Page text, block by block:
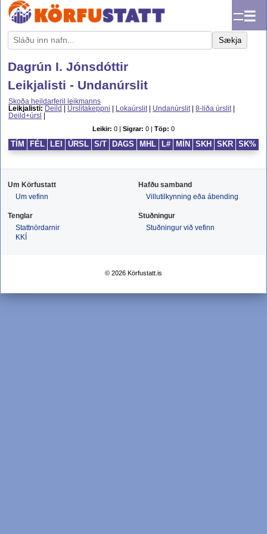
☰
Sækja
Dagrún I. Jónsdóttir
Leikjalisti - Undanúrslit
Skoða heildarferil leikmanns
Leikjalisti: Deild Úrslitakeppni Lokaúrslit| Undanúrslit| 8-liða úrslit|
Deild+úrsl
Leikir: 0 | Sigrar: 0 | Töp: 0
TÍM FÉL LEI ÚRSL S/T DAGS MHL L# MÍN SKH SKR SK%
Um Körfustatt
Um vefinn
Hafðu samband
Villutilkynning eða ábending
Tenglar
Stattnördarnir
KKÍ
Stuðningur
Stuðningur við vefinn
© 2026 Körfustatt.is